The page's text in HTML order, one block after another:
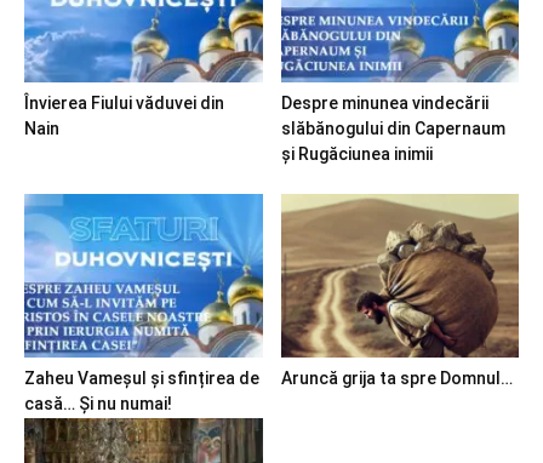
Învierea Fiului văduvei din
Nain
Despre minunea vindecării
slăbănogului din Capernaum
și Rugăciunea inimii
Zaheu Vameșul și sfințirea de
casă… Și nu numai!
Aruncă grija ta spre Domnul…